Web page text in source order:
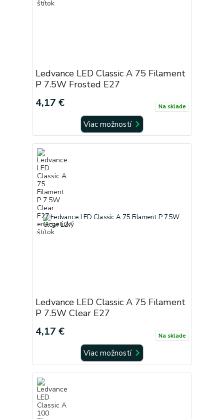
Ledvance LED Classic A 75 Filament
P 7.5W Frosted E27
4,17 € Na sklade
Viac možností
Ledvance LED Classic A 75 Filament
P 7.5W Clear E27
4,17 € Na sklade
Viac možností